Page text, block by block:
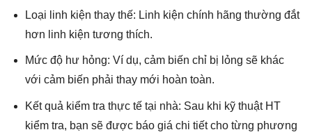
Loại linh kiện thay thế: Linh kiện chính hãng thường đắt
hơn linh kiện tương thích.
Mức độ hư hỏng: Ví dụ, cảm biến chỉ bị lỏng sẽ khác
với cảm biến phải thay mới hoàn toàn.
Kết quả kiểm tra thực tế tại nhà: Sau khi kỹ thuật HT
kiểm tra, bạn sẽ được báo giá chi tiết cho từng phương